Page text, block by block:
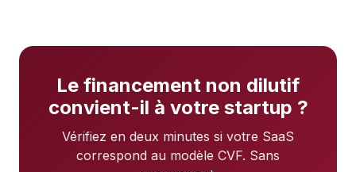
Le financement non dilutif
convient-il à votre startup ?
Vérifiez en deux minutes si votre SaaS
correspond au modèle CVF. Sans